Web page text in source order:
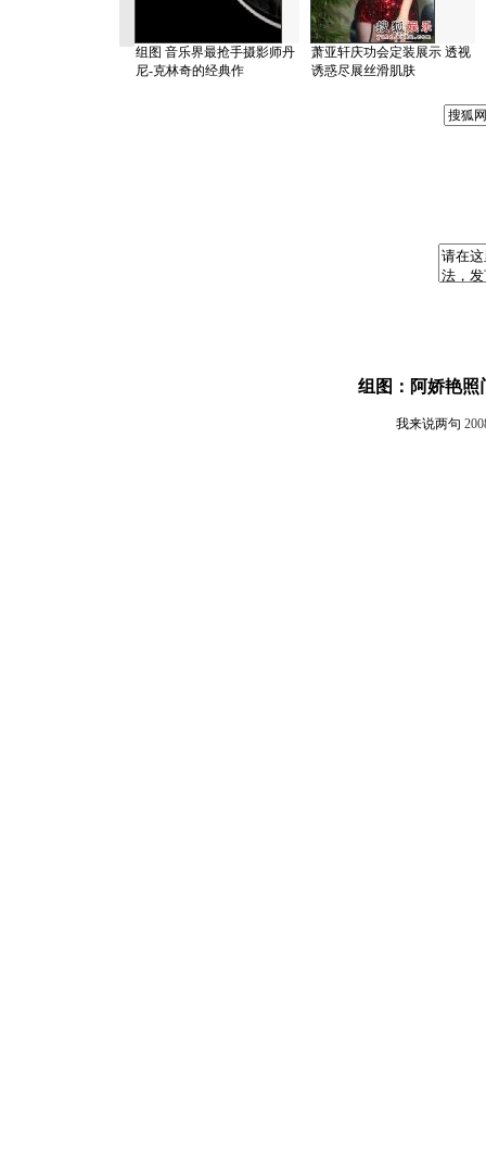
组图 音乐界最抢手摄影师丹
尼-克林奇的经典作
萧亚轩庆功会定装展示 透视
诱惑尽展丝滑肌肤
组图：阿娇艳照
我来说两句